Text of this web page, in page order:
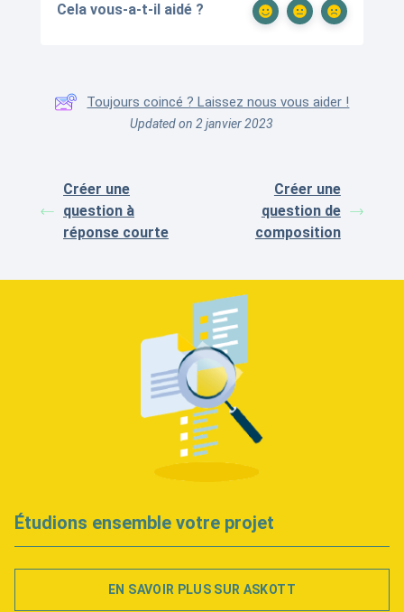
Cela vous-a-t-il aidé ?
Toujours coincé ? Laissez nous vous aider !
Updated on 2 janvier 2023
Créer une
question à
réponse courte
Créer une
question de
composition
Étudions ensemble votre projet
EN SAVOIR PLUS SUR ASKOTT